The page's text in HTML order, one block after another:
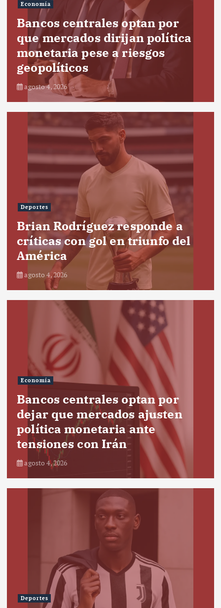
Economía
Bancos centrales optan por
que mercados dirijan política
monetaria pese a riesgos
geopolíticos
agosto 4, 2026
Deportes
Brian Rodríguez responde a
críticas con gol en triunfo del
América
agosto 4, 2026
Economía
Bancos centrales optan por
dejar que mercados ajusten
política monetaria ante
tensiones con Irán
agosto 4, 2026
Deportes